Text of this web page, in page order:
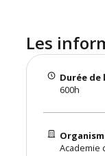
Les
Durée
600h
Academie